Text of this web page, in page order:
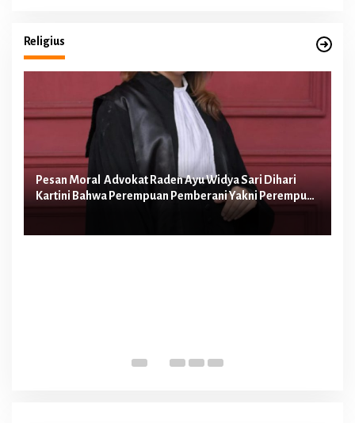
Religius
Pesan Moral Advokat Raden Ayu Widya Sari Dihari
Kartini Bahwa Perempuan Pemberani Yakni Perempuan
yang Berani Melawan Ketidakadilan